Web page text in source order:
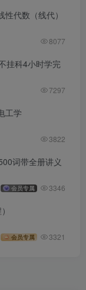
代数（线代）
8077
挂科4小时学完
7297
工学
3822
词带全册讲义
会员专属 3346
会员专属 3321